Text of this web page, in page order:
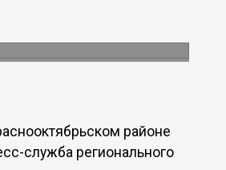
районе
служба регионального